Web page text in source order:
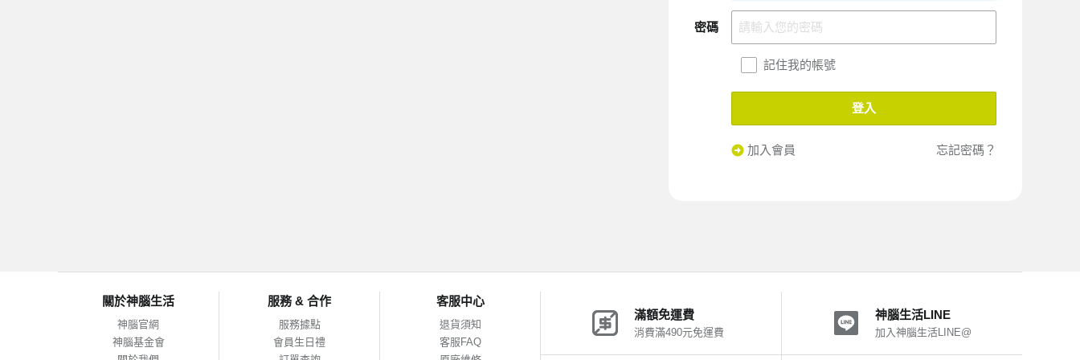
密碼
記住我的帳號
登入
加入會員 忘記密碼？
關於神腦生活
神腦官網
神腦基金會
服務 & 合作
服務據點
會員生日禮
客服中心
退貨須知
客服FAQ
滿額免運費
消費滿490元免運費
神腦生活LINE
加入神腦生活LINE@